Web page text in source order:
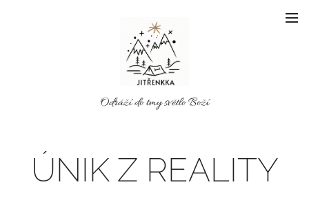
Odráží do tmy světlo Boží
ÚNIK Z REALITY